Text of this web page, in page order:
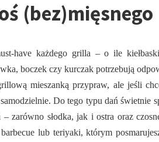
(bez)mięsnego
have każdego grilla – o ile
boczek czy kurczak potrzebują
mieszanką przypraw, ale jeśli
Do tego typu dań świetnie
– zarówno słodka, jak i ostra oraz
lub teriyaki, którym